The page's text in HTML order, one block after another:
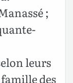
;
leurs
des